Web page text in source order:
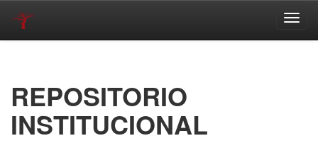
REPOSITORIO
INSTITUCIONAL